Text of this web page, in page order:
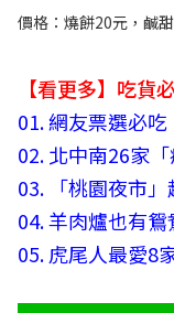
價格：燒餅20元，鹹
【看更多】吃貨
01.網友票選必吃
02.北中南26家「
03. 「桃園夜市
04.羊肉爐也有鴛
05.虎尾人最愛8